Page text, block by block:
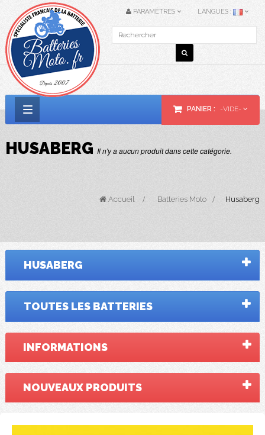
PARAMÈTRES LANGUES :
la
PANIER : -VIDE-
HUSABERG Il n'y a aucun produit dans cette catégorie.
Accueil > Batteries Moto > Husaberg
HUSABERG
TOUTES LES BATTERIES
INFORMATIONS
NOUVEAUX PRODUITS